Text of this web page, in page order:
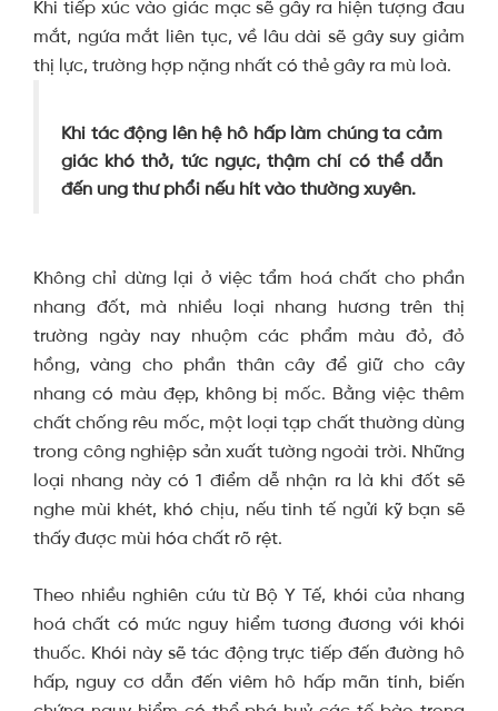
Khi tiếp xúc vào giác mạc sẽ gây ra hiện tượng đau
mắt, ngứa mắt liên tục, về lâu dài sẽ gây suy giảm
thị lực, trường hợp nặng nhất có thẻ gây ra mù loà.
Khi tác động lên hệ hô hấp làm chúng ta cảm
giác khó thở, tức ngực, thậm chí có thể dẫn
đến ung thư phổi nếu hít vào thường xuyên.
Không chỉ dừng lại ở việc tẩm hoá chất cho phần
nhang đốt, mà nhiều loại nhang hương trên thị
trường ngày nay nhuộm các phẩm màu đỏ, đỏ
hồng, vàng cho phần thân cây để giữ cho cây
nhang có màu đẹp, không bị mốc. Bằng việc thêm
chất chống rêu mốc, một loại tạp chất thường dùng
trong công nghiệp sản xuất tường ngoài trời. Những
loại nhang này có 1 điểm dễ nhận ra là khi đốt sẽ
nghe mùi khét, khó chịu, nếu tinh tế ngửi kỹ bạn sẽ
thấy được mùi hóa chất rõ rệt.
Theo nhiều nghiên cứu từ Bộ Y Tế, khói của nhang
hoá chất có mức nguy hiểm tương đương với khói
thuốc. Khói này sẽ tác động trực tiếp đến đường hô
hấp, nguy cơ dẫn đến viêm hô hấp mãn tính, biến